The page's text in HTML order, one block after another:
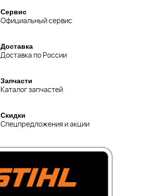
Сервис
Официальный сервис
Доставка
Доставка по России
Запчасти
Каталог запчастей
Скидки
Спецпредложения и акции